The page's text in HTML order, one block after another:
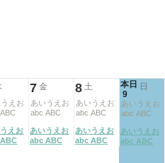
えお
えお
7 金
あいうえお
abc ABC
あいうえお
abc ABC
8 土
あいうえお
abc ABC
あいうえお
abc ABC
本日
9
日
あいうえお
abc ABC
あいうえお
abc ABC